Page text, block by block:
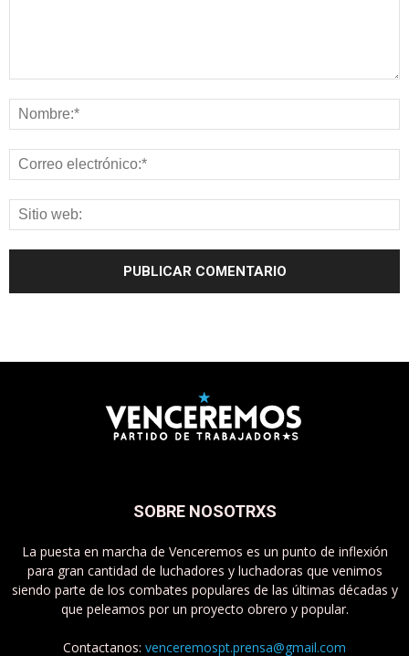
SOBRE NOSOTRXS
La puesta en marcha de Venceremos es un punto de inflexión
para gran cantidad de luchadores y luchadoras que venimos
siendo parte de los combates populares de las últimas décadas y
que peleamos por un proyecto obrero y popular.
Contactanos: venceremospt.prensa@gmail.com